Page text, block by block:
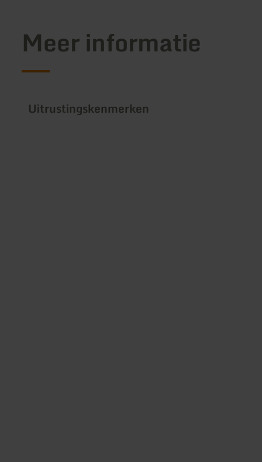
Meer informatie
Uitrustingskenmerken